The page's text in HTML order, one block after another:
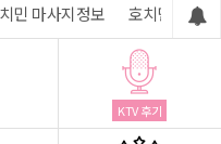
민 마사지정보 호치민 숙소
KTV 후기